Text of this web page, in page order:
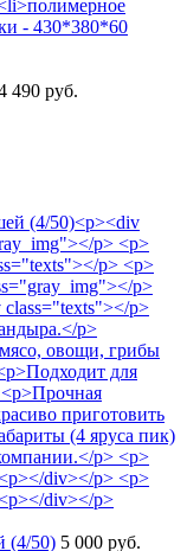
490 руб.
(4/50) 5 000 руб.